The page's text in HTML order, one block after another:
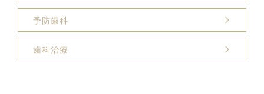
予防歯科
歯科治療